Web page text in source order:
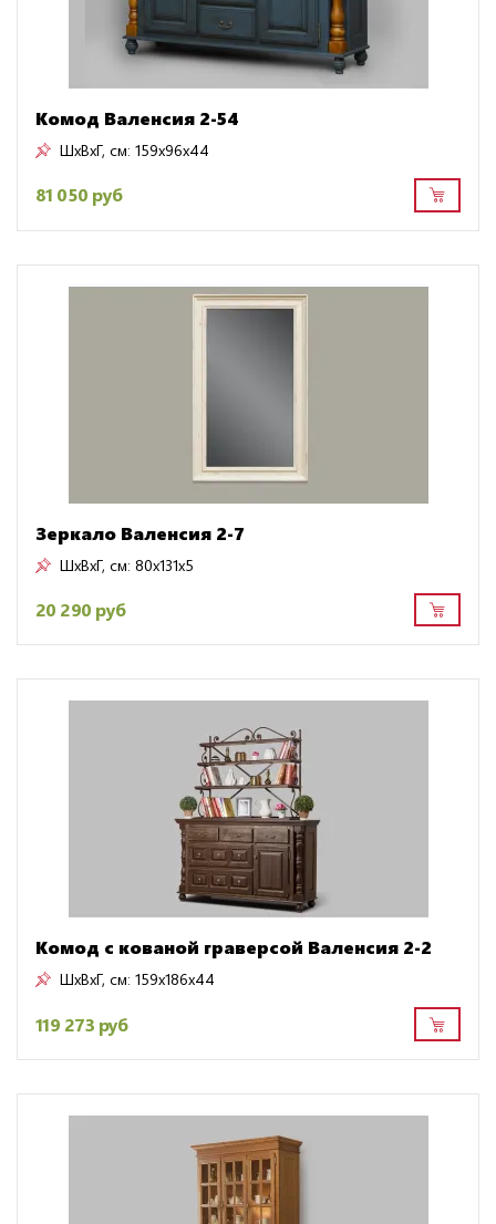
Комод Валенсия 2-54
ШxВxГ, см: 159x96x44
81 050 руб
Зеркало Валенсия 2-7
ШxВxГ, см: 80x131x5
20 290 руб
Комод с кованой граверсой Валенсия 2-2
ШxВxГ, см: 159x186x44
119 273 руб